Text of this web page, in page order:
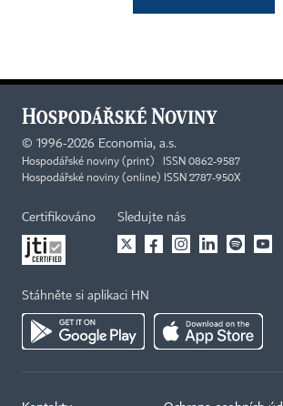
© 1996-2026 Economia, a.s.
Hospodářské noviny (print) ISSN 0862-9587
Hospodářské noviny (online) ISSN 2787-950X
Certifikováno Sledujte nás
Stáhněte si aplikaci HN